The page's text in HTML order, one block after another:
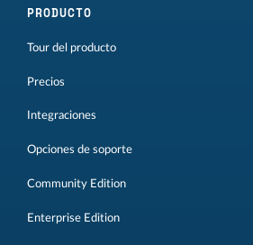
PRODUCTO
Tour del producto
Precios
Integraciones
Opciones de soporte
Community Edition
Enterprise Edition